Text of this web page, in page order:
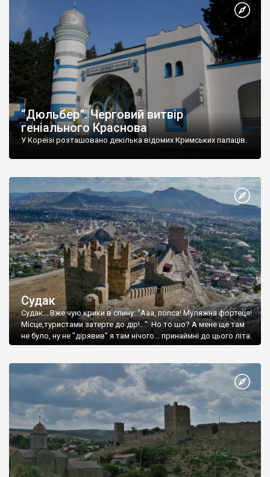
“Дюльбер”. Черговий витвір
геніального Краснова
У Кореїзі розташовано декілька відомих Кримських палаців.
Судак
Судак... Вже чую крики в спину: "Ааа, попса! Муляжна фортеця!
Місце,туристами затерте до дір!..." Но то шо? А мене ще там
не було, ну не "дірявив" я там нічого... принаймні до цього літа.